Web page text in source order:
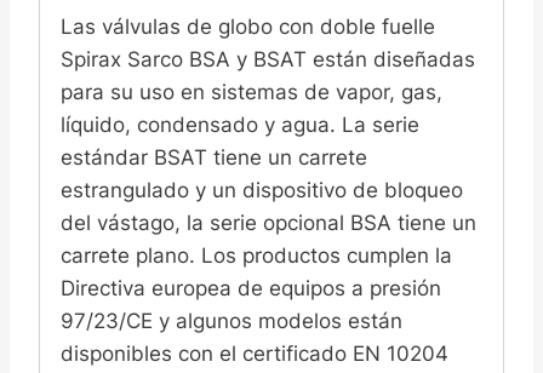
Las válvulas de globo con doble fuelle
Spirax Sarco BSA y BSAT están diseñadas
para su uso en sistemas de vapor, gas,
líquido, condensado y agua. La serie
estándar BSAT tiene un carrete
estrangulado y un dispositivo de bloqueo
del vástago, la serie opcional BSA tiene un
carrete plano. Los productos cumplen la
Directiva europea de equipos a presión
97/23/CE y algunos modelos están
disponibles con el certificado EN 10204